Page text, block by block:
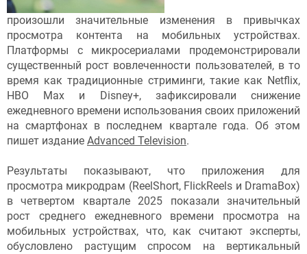
произошли значительные изменения в привычках
просмотра контента на мобильных устройствах.
Платформы с микросериалами продемонстрировали
существенный рост вовлеченности пользователей, в то
время как традиционные стриминги, такие как Netflix,
HBO Max и Disney+, зафиксировали снижение
ежедневного времени использования своих приложений
на смартфонах в последнем квартале года. Об этом
пишет издание Advanced Television.
Результаты показывают, что приложения для
просмотра микродрам (ReelShort, FlickReels и DramaBox)
в четвертом квартале 2025 показали значительный
рост среднего ежедневного времени просмотра на
мобильных устройствах, что, как считают эксперты,
обусловлено растущим спросом на вертикальный